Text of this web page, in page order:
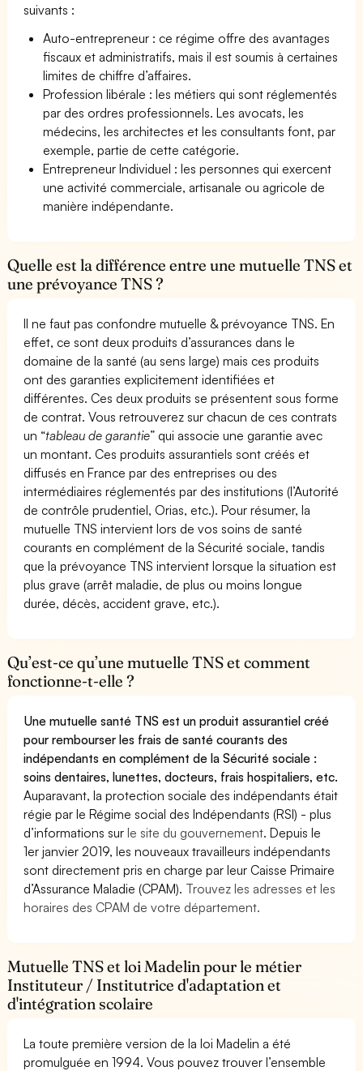
suivants :
Auto-entrepreneur : ce régime offre des avantages
fiscaux et administratifs, mais il est soumis à certaines
limites de chiffre d’affaires.
Profession libérale : les métiers qui sont réglementés
par des ordres professionnels. Les avocats, les
médecins, les architectes et les consultants font, par
exemple, partie de cette catégorie.
Entrepreneur Individuel : les personnes qui exercent
une activité commerciale, artisanale ou agricole de
manière indépendante.
Quelle est la différence entre une mutuelle TNS et
une prévoyance TNS ?
Il ne faut pas confondre mutuelle & prévoyance TNS. En
effet, ce sont deux produits d’assurances dans le
domaine de la santé (au sens large) mais ces produits
ont des garanties explicitement identifiées et
différentes. Ces deux produits se présentent sous forme
de contrat. Vous retrouverez sur chacun de ces contrats
un “tableau de garantie” qui associe une garantie avec
un montant. Ces produits assurantiels sont créés et
diffusés en France par des entreprises ou des
intermédiaires réglementés par des institutions (l’Autorité
de contrôle prudentiel, Orias, etc.). Pour résumer, la
mutuelle TNS intervient lors de vos soins de santé
courants en complément de la Sécurité sociale, tandis
que la prévoyance TNS intervient lorsque la situation est
plus grave (arrêt maladie, de plus ou moins longue
durée, décès, accident grave, etc.).
Qu’est-ce qu’une mutuelle TNS et comment
fonctionne-t-elle ?
Une mutuelle santé TNS est un produit assurantiel créé
pour rembourser les frais de santé courants des
indépendants en complément de la Sécurité sociale :
soins dentaires, lunettes, docteurs, frais hospitaliers, etc.
Auparavant, la protection sociale des indépendants était
régie par le Régime social des Indépendants (RSI) - plus
d’informations surle site du gouvernement. Depuis le
1er janvier 2019, les nouveaux travailleurs indépendants
sont directement pris en charge par leur Caisse Primaire
d’Assurance Maladie (CPAM). Trouvez les adresses et les
horaires des CPAM de votre département.
Mutuelle TNS et loi Madelin pour le métier
Instituteur / Institutrice d'adaptation et
d'intégration scolaire
La toute première version de la loi Madelin a été
promulguée en 1994. Vous pouvez trouver l’ensemble